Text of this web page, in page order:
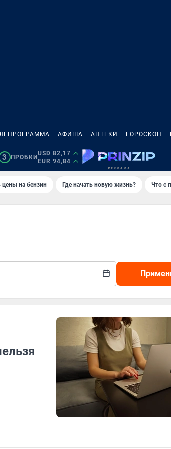
АФИША АПТЕКИ ГОРОСКОП
3 ПРОБКИ
USD 82,17
EUR 94,84
цены на бензин Где начать новую жизнь? Что с